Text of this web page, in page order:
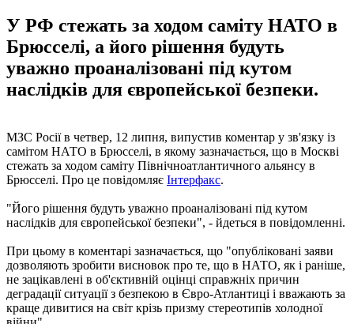
У РФ стежать за ходом саміту НАТО в
Брюсселі, а його рішення будуть
уважно проаналізовані під кутом
наслідків для європейської безпеки.
МЗС Росії в четвер, 12 липня, випустив коментар у зв'язку із
самітом НАТО в Брюсселі, в якому зазначається, що в Москві
стежать за ходом саміту Північноатлантичного альянсу в
Брюсселі. Про це повідомляє Інтерфакс.
"Його рішення будуть уважно проаналізовані під кутом
наслідків для європейської безпеки", - йдеться в повідомленні.
При цьому в коментарі зазначається, що "опубліковані заяви
дозволяють зробити висновок про те, що в НАТО, як і раніше,
не зацікавлені в об'єктивній оцінці справжніх причин
деградації ситуації з безпекою в Євро-Атлантиці і вважають за
краще дивитися на світ крізь призму стереотипів холодної